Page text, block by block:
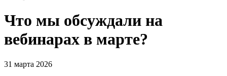
Что мы обсуждали на
вебинарах в марте?
31 марта 2026